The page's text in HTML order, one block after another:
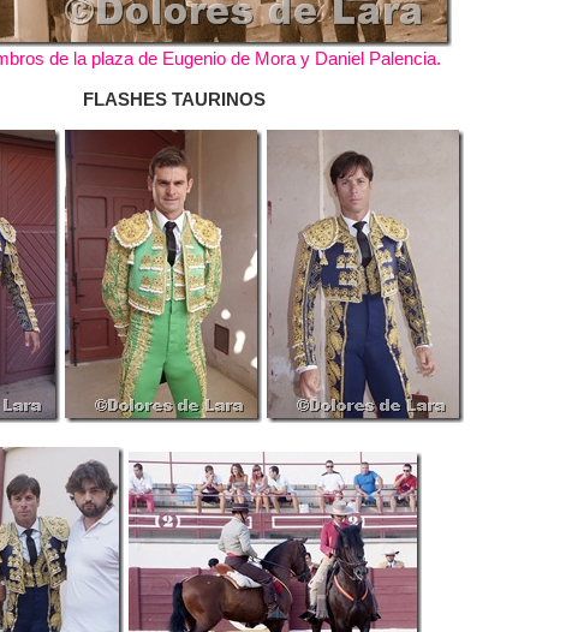
de la plaza de Eugenio de Mora y Daniel Palencia.
FLASHES TAURINOS